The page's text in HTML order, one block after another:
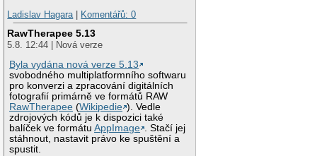
Ladislav Hagara| Komentářů: 0
RawTherapee 5.13
5.8. 12:44 | Nová verze
Byla vydána nová verze 5.13
svobodného multiplatformního softwaru
pro konverzi a zpracování digitálních
fotografií primárně ve formátů RAW
RawTherapee (Wikipedie ). Vedle
zdrojových kódů je k dispozici také
balíček ve formátuAppImage . Stačí jej
stáhnout, nastavit právo ke spuštění a
spustit.